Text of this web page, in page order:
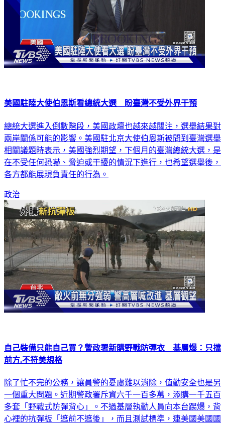
美國駐陸大使伯恩斯看總統大選 盼臺灣不受外界干預
總統大選進入倒數階段，美國政壇也越來越關注，選舉結果對
兩岸關係可能的影響。美國駐北京大使伯恩斯被問到臺灣選舉
相關議題時表示，美國強烈期望，下個月的臺灣總統大選，是
在不受任何恐嚇、脅迫或干擾的情況下進行，也希望選舉後，
各方都能展現負責任的行為。
政治
自己裝備只能自己買？警政署新購野戰防彈衣 基層爆：只擋
前方.不符美規格
除了忙不完的公務，讓員警的憂慮難以消除，值勤安全也是另
一個重大問題。近期警政署斥資六千一百多萬，添購一千五百
多套「野戰式防彈背心」。不過基層執勤人員向本台踢爆，背
心裡的抗彈板「遮前不遮後」，而且測試標準，連美國美國國